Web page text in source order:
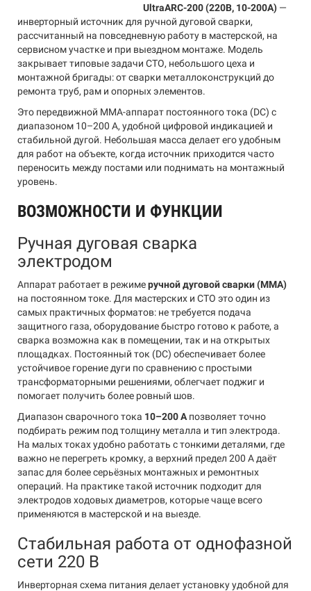
UltraARC-200 (220В, 10-200А) —
инверторный источник для ручной дуговой сварки,
рассчитанный на повседневную работу в мастерской, на
сервисном участке и при выездном монтаже. Модель
закрывает типовые задачи СТО, небольшого цеха и
монтажной бригады: от сварки металлоконструкций до
ремонта труб, рам и опорных элементов.
Это передвижной MMA-аппарат постоянного тока (DC) с
диапазоном 10–200 А, удобной цифровой индикацией и
стабильной дугой. Небольшая масса делает его удобным
для работ на объекте, когда источник приходится часто
переносить между постами или поднимать на монтажный
уровень.
ВОЗМОЖНОСТИ И ФУНКЦИИ
Ручная дуговая сварка
электродом
Аппарат работает в режимеручной дуговой сварки (MMA)
на постоянном токе. Для мастерских и СТО это один из
самых практичных форматов: не требуется подача
защитного газа, оборудование быстро готово к работе, а
сварка возможна как в помещении, так и на открытых
площадках. Постоянный ток (DC) обеспечивает более
устойчивое горение дуги по сравнению с простыми
трансформаторными решениями, облегчает поджиг и
помогает получить более ровный шов.
Диапазон сварочного тока 10–200 А позволяет точно
подбирать режим под толщину металла и тип электрода.
На малых токах удобно работать с тонкими деталями, где
важно не перегреть кромку, а верхний предел 200 А даёт
запас для более серьёзных монтажных и ремонтных
операций. На практике такой источник подходит для
электродов ходовых диаметров, которые чаще всего
применяются в мастерской и на выезде.
Стабильная работа от однофазной
сети 220 В
Инверторная схема питания делает установку удобной для